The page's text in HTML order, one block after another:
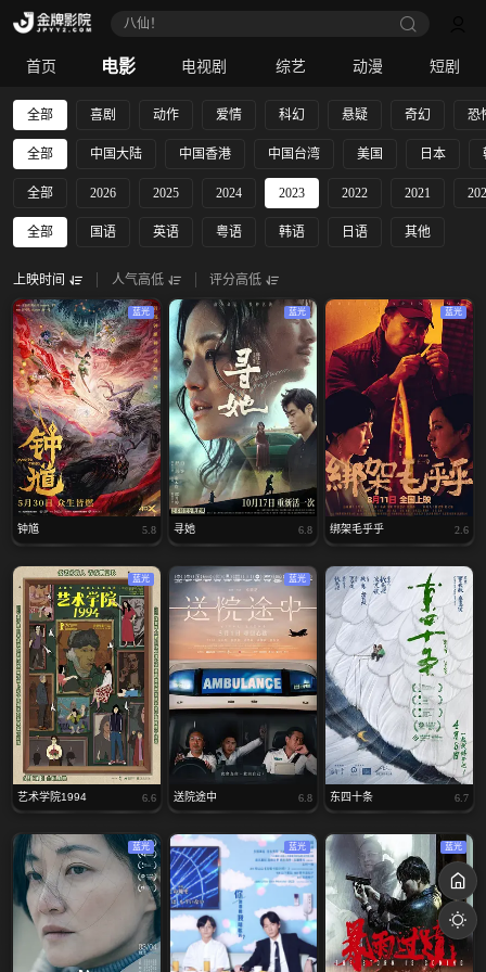
八仙！
首页 电影 电视剧 综艺 动漫 短剧
全部 喜剧 动作 爱情 科幻 悬疑 奇幻 恐
全部 中国大陆 中国香港 中国台湾 美国 日本
全部 2026 2025 2024 2023 2022 2021
全部 国语 英语 粤语 韩语 日语 其他
上映时间 人气高低 评分高低
蓝光
钟馗 5.8
蓝光
寻她 6.8
蓝光
绑架毛乎乎 2.6
蓝光
艺术学院1994 6.6
蓝光
送院途中 6.8 东四十条 6.7
蓝光 蓝光 蓝光